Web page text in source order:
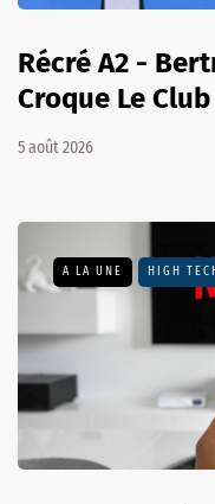
Récré A2 -
Croque Le Club
5 août 2026
A LA UNE HIGH